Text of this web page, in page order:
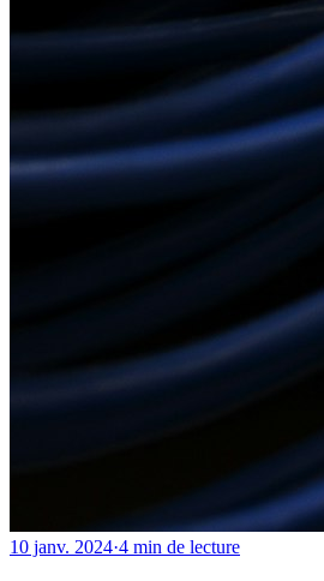
10 janv. 2024·4 min de lecture